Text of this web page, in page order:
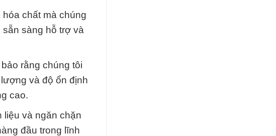
chất mà chúng
sàng hỗ trợ và
rằng chúng tôi
và độ ổn định
cao.
liệu và ngăn chặn
đầu trong lĩnh